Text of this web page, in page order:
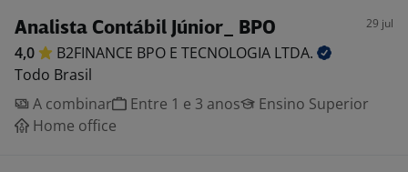
Analista Contábil Júnior_ BPO 29 jul
4,0 B2FINANCE BPO E TECNOLOGIA LTDA.
Todo Brasil
A combinar
Entre 1 e 3 anos
Ensino Superior
Home office